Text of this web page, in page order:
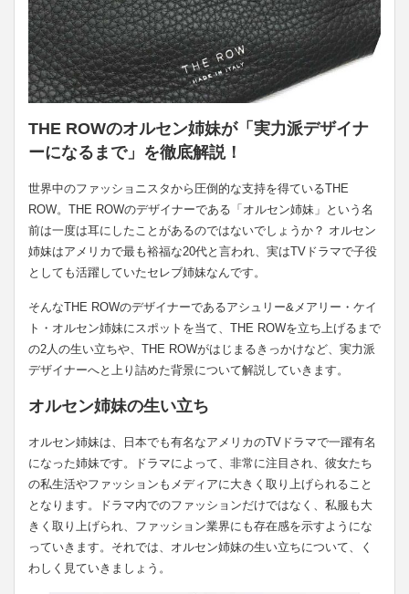
THE ROWのオルセン姉妹が「実力派デザイナ
ーになるまで」を徹底解説！
世界中のファッショニスタから圧倒的な支持を得ているTHE
ROW。THE ROWのデザイナーである「オルセン姉妹」という名
前は一度は耳にしたことがあるのではないでしょうか？ オルセン
姉妹はアメリカで最も裕福な20代と言われ、実はTVドラマで子役
としても活躍していたセレブ姉妹なんです。
そんなTHE ROWのデザイナーであるアシュリー&メアリー・ケイ
ト・オルセン姉妹にスポットを当て、THE ROWを立ち上げるまで
の2人の生い立ちや、THE ROWがはじまるきっかけなど、実力派
デザイナーへと上り詰めた背景について解説していきます。
オルセン姉妹の生い立ち
オルセン姉妹は、日本でも有名なアメリカのTVドラマで一躍有名
になった姉妹です。ドラマによって、非常に注目され、彼女たち
の私生活やファッションもメディアに大きく取り上げられること
となります。ドラマ内でのファッションだけではなく、私服も大
きく取り上げられ、ファッション業界にも存在感を示すようにな
っていきます。それでは、オルセン姉妹の生い立ちについて、く
わしく見ていきましょう。